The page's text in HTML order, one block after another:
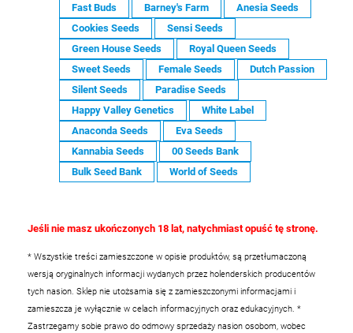
Fast Buds Barney's Farm
Anesia Seeds
Cookies Seeds
Sensi Seeds
Green House Seeds
Royal Queen Seeds
Sweet Seeds
Female Seeds
Dutch Passion
Silent Seeds
Paradise Seeds
Happy Valley Genetics
White Label
Anaconda Seeds
Eva Seeds
Kannabia Seeds
00 Seeds Bank
Bulk Seed Bank
World of Seeds
Jeśli nie masz ukończonych 18 lat, natychmiast opuść tę stronę.
* Wszystkie treści zamieszczone w opisie produktów, są przetłumaczoną
wersją oryginalnych informacji wydanych przez holenderskich producentów
tych nasion. Sklep nie utożsamia się z zamieszczonymi informacjami i
zamieszcza je wyłącznie w celach informacyjnych oraz edukacyjnych. *
Zastrzegamy sobie prawo do odmowy sprzedaży nasion osobom, wobec